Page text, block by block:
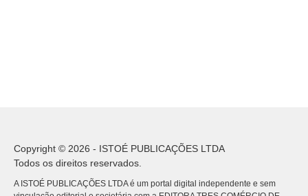
Copyright © 2026 - ISTOÉ PUBLICAÇÕES LTDA
Todos os direitos reservados.
A ISTOÉ PUBLICAÇÕES LTDA é um portal digital independente e sem